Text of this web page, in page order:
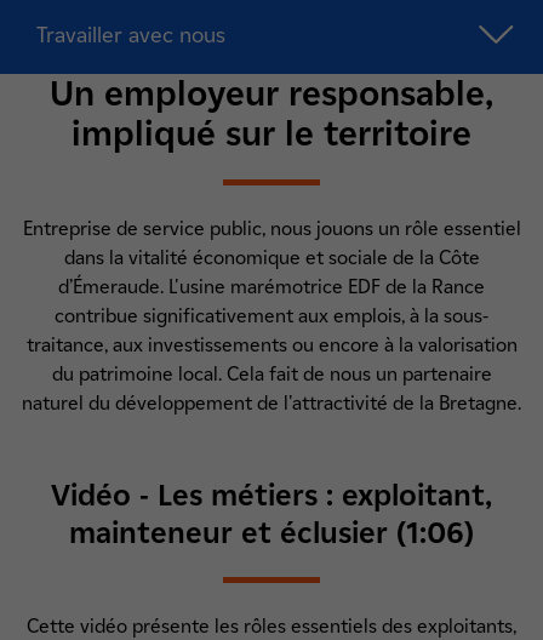
Travailler avec nous
Un employeur responsable,
impliqué sur le territoire
Entreprise de service public, nous jouons un rôle essentiel
dans la vitalité économique et sociale de la Côte
d’Émeraude. L'usine marémotrice EDF de la Rance
contribue significativement aux emplois, à la sous-
traitance, aux investissements ou encore à la valorisation
du patrimoine local. Cela fait de nous un partenaire
naturel du développement de l'attractivité de la Bretagne.
Vidéo - Les métiers : exploitant,
mainteneur et éclusier (1:06)
Cette vidéo présente les rôles essentiels des exploitants,